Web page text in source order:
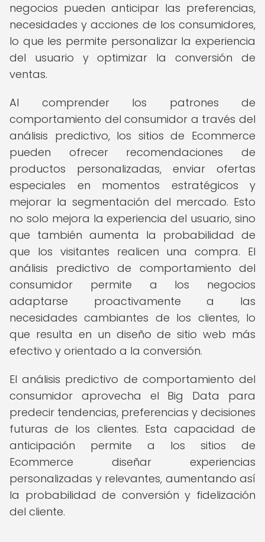
negocios pueden anticipar las preferencias,
necesidades y acciones de los consumidores,
lo que les permite personalizar la experiencia
del usuario y optimizar la conversión de
ventas.
Al comprender los patrones de
comportamiento del consumidor a través del
análisis predictivo, los sitios de Ecommerce
pueden ofrecer recomendaciones de
productos personalizadas, enviar ofertas
especiales en momentos estratégicos y
mejorar la segmentación del mercado. Esto
no solo mejora la experiencia del usuario, sino
que también aumenta la probabilidad de
que los visitantes realicen una compra. El
análisis predictivo de comportamiento del
consumidor permite a los negocios
adaptarse proactivamente a las
necesidades cambiantes de los clientes, lo
que resulta en un diseño de sitio web más
efectivo y orientado a la conversión.
El análisis predictivo de comportamiento del
consumidor aprovecha el Big Data para
predecir tendencias, preferencias y decisiones
futuras de los clientes. Esta capacidad de
anticipación permite a los sitios de
Ecommerce diseñar experiencias
personalizadas y relevantes, aumentando así
la probabilidad de conversión y fidelización
del cliente.